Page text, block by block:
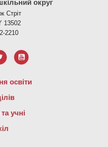
округ
Стріт
13502
2210
освіти
учні